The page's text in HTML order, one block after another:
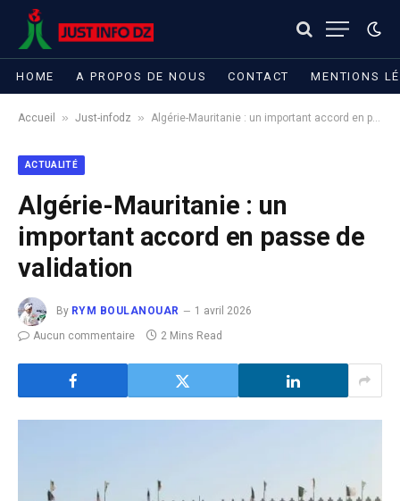
HOME A PROPOS DE NOUS CONTACT MENTIONS
Accueil » Just-infodz » Algérie-Mauritanie : un important accord en passe de validation
ACTUALITÉ
Algérie-Mauritanie : un
important accord en passe de
validation
By RYM BOULANOUAR
1 avril 2026
Aucun commentaire
2 Mins Read